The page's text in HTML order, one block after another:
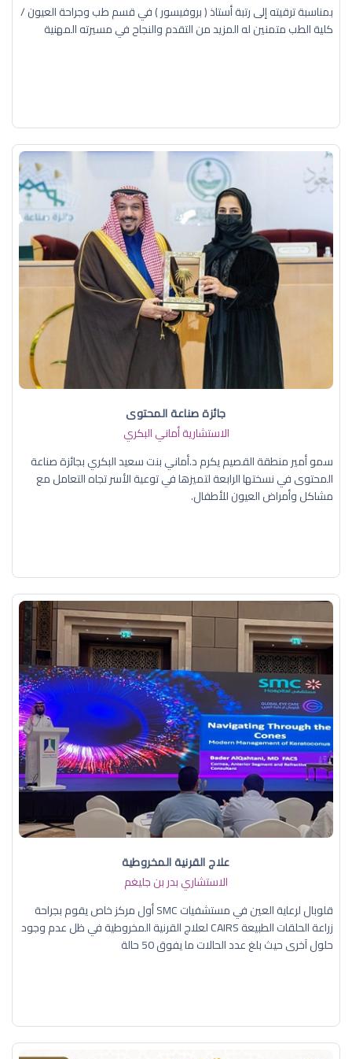
بمناسبة ترقيته إلى رتبة أستاذ ( بروفيسور ) في قسم طب وجراحة العيون /
كلية الطب متمنين له المزيد من التقدم والنجاح في مسيرته المهنية
جائزة صناعة المحتوى
الاستشارية أماني البكري
سمو أمير منطقة القصيم يكرم د.أماني بنت سعيد البكري بجائزة صناعة
المحتوى في نسختها الرابعة لتميزها في توعية الأسر تجاه التعامل مع
مشاكل وأمراض العيون للأطفال.
علاج القرنية المخروطية
الاستشاري بدر بن جليغم
قلوبال لرعاية العين في مستشفيات SMC أول مركز خاص يقوم بجراحة
زراعة الحلقات الطبيعة CAIRS لعلاج القرنية المخروطية في ظل عدم وجود
حلول آخرى حيث بلغ عدد الحالات ما يفوق 50 حالة